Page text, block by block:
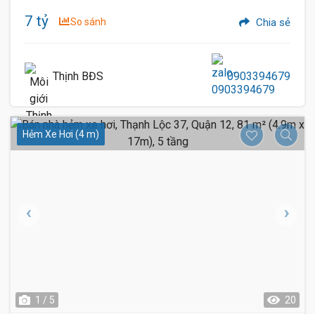
7 tỷ So sánh Chia sẻ
Thịnh BĐS 0903394679
Hẻm Xe Hơi (4 m)
1 / 5 20